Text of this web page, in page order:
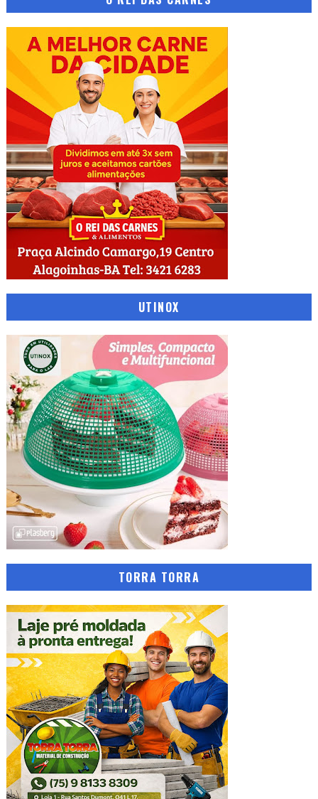
UTINOX
TORRA TORRA